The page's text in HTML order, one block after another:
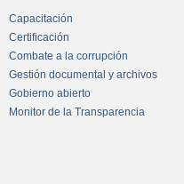
Capacitación
Certificación
Combate a la corrupción
Gestión documental y archivos
Gobierno abierto
Monitor de la Transparencia